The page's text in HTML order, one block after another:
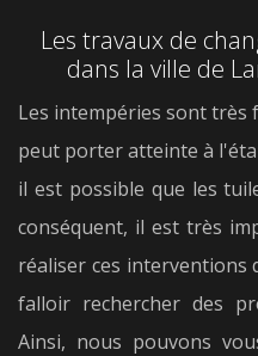
Les travaux de
dans la ville de
Les intempéries sont très
peut porter atteinte à
il est possible que les
conséquent, il est très
réaliser ces interventions
falloir rechercher des
Ainsi, nous pouvons